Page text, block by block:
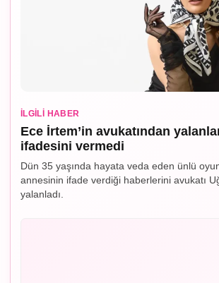
İLGILI HABER
Ece İrtem’in avukatından
ifadesini vermedi
Dün 35 yaşında hayata veda eden ünlü
annesinin ifade verdiği haberlerini avukatı
yalanladı.